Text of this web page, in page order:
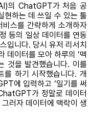
의 ChatGPT가 처음 공
현하는 데 쓰일 수 있는 툴
스를 간략하게 소개하자
등의 일상 데이터를 연동
입니다. 당시 유저 리서치
데이터를 모아 하루의 ‘맥
것을 발견했습니다. 이를
하기 시작했습니다. 개
에 입력하고 ‘일기를 써
가 정말로 데이터
러자 데이터에 맥락이 생